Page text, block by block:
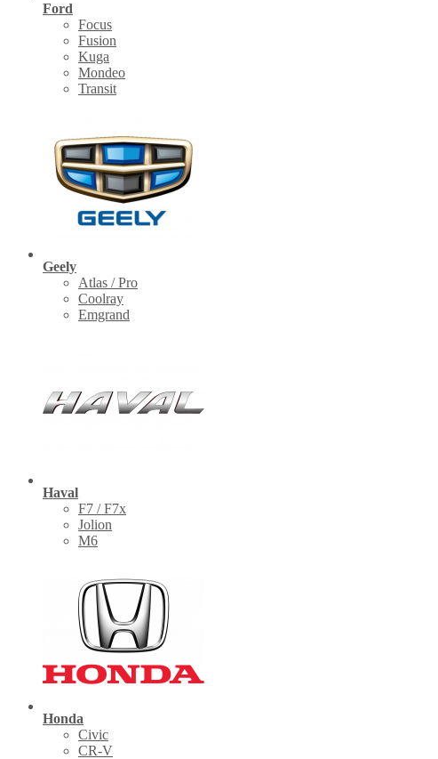
Ford
Focus
Fusion
Kuga
Mondeo
Transit
Geely
Atlas / Pro
Coolray
Emgrand
Haval
F7 / F7x
Jolion
M6
Honda
Civic
CR-V